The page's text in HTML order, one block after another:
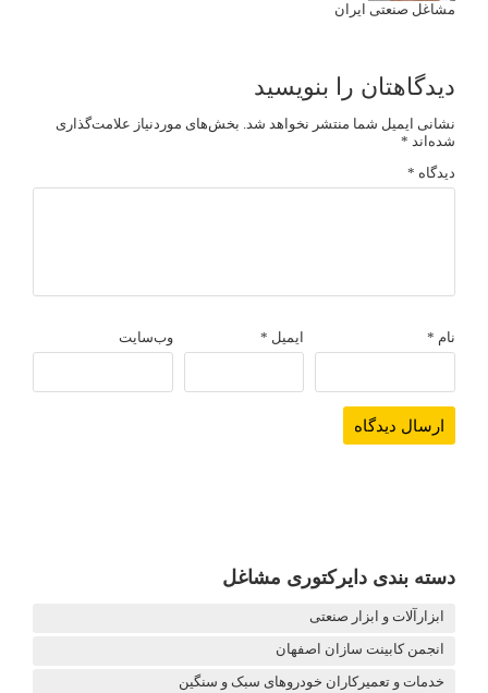
مشاغل صنعتی ایران
دیدگاهتان را بنویسید
نشانی ایمیل شما منتشر نخواهد شد. بخش‌های موردنیاز علامت‌گذاری
شده‌اند *
دیدگاه *
نام * ایمیل * وب‌سایت
دسته بندی دایرکتوری مشاغل
ابزارآلات و ابزار صنعتی
انجمن کابینت سازان اصفهان
خدمات و تعمیرکاران خودروهای سبک و سنگین